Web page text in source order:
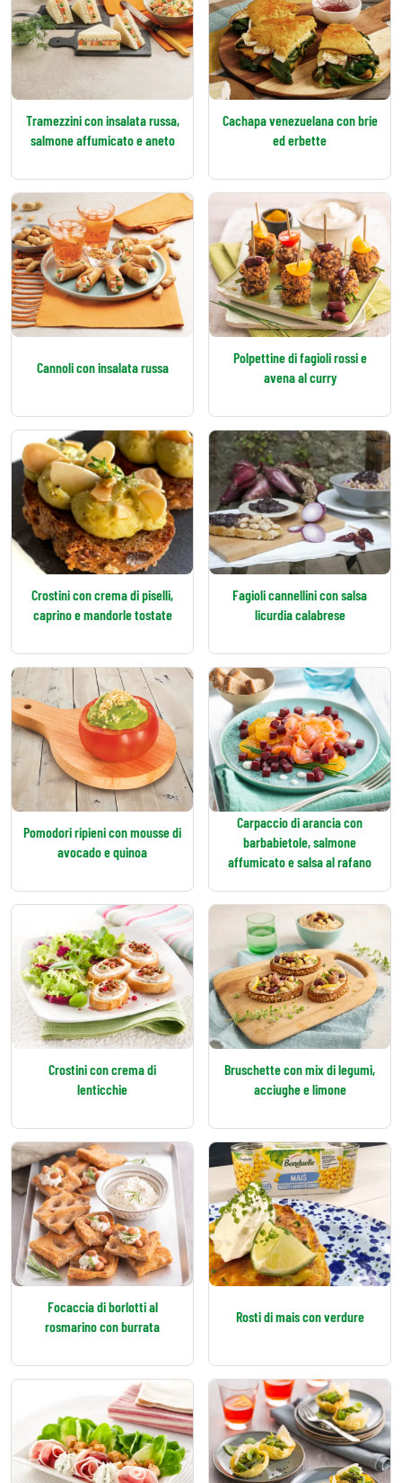
Tramezzini con insalata russa,
salmone affumicato e aneto
Cachapa venezuelana con brie
ed erbette
Cannoli con insalata russa
Polpettine di fagioli rossi e
avena al curry
Crostini con crema di piselli,
caprino e mandorle tostate
Fagioli cannellini con salsa
licurdia calabrese
Pomodori ripieni con mousse di
avocado e quinoa
Carpaccio di arancia con
barbabietole, salmone
affumicato e salsa al rafano
Crostini con crema di
lenticchie
Bruschette con mix di legumi,
acciughe e limone
Focaccia di borlotti al
rosmarino con burrata
Rosti di mais con verdure